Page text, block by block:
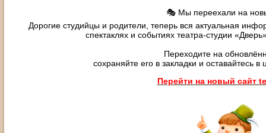
🎭 Мы переехали на
Дорогие студийцы и родители, теперь вся актуальная
спектаклях и событиях театра-студии
Переходите на
сохраняйте его в закладки и оставайтесь
Перейти на новый сайт